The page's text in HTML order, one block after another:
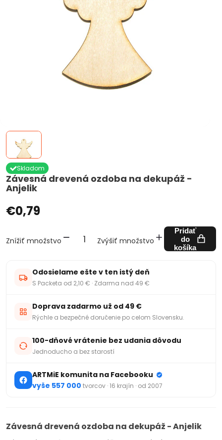
Závesná drevená ozdoba na dekupáž -
Anjelik
Skladom
€0,79
Znížiť množstvo Zvýšiť množstvo
Pridať
do
košíka
Odosielame ešte v ten istý deň
S Packeta od 2,10 € · Zdarma nad 49 €
Doprava zadarmo už od 49 €
Rýchle a bezpečné doručenie po celom Slovensku.
100-dňové vrátenie bez udania dôvodu
Jednoducho a bez starostí
ARTMiE komunita na Facebooku
vyše 557 000 tvorcov · 16 krajín · od 2007
Závesná drevená ozdoba na dekupáž - Anjelik